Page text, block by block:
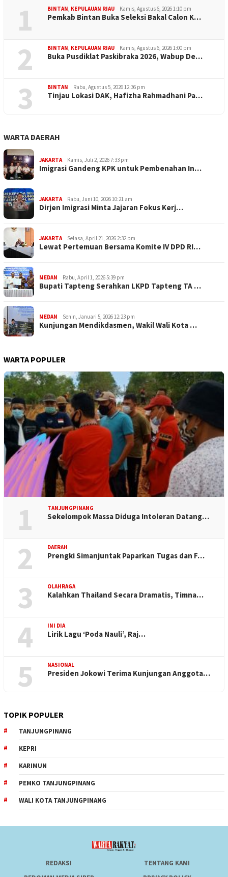
1 BINTAN, KEPULAUAN RIAU Kamis, Agustus 6, 2026 1:10 pm
Pemkab Bintan Buka Seleksi Bakal Calon K…
2 BINTAN, KEPULAUAN RIAU Kamis, Agustus 6, 2026 1:00 pm
Buka Pusdiklat Paskibraka 2026, Wabup De…
3 BINTAN Rabu, Agustus 5, 2026 12:36 pm
Tinjau Lokasi DAK, Hafizha Rahmadhani Pa…
WARTA DAERAH
JAKARTA Kamis, Juli 2, 2026 7:33 pm
Imigrasi Gandeng KPK untuk Pembenahan In…
JAKARTA Rabu, Juni 10, 2026 10:21 am
Dirjen Imigrasi Minta Jajaran Fokus Kerj…
JAKARTA Selasa, April 21, 2026 2:32 pm
Lewat Pertemuan Bersama Komite IV DPD RI…
MEDAN Rabu, April 1, 2026 5:39 pm
Bupati Tapteng Serahkan LKPD Tapteng TA …
MEDAN Senin, Januari 5, 2026 12:23 pm
Kunjungan Mendikdasmen, Wakil Wali Kota …
WARTA POPULER
1 TANJUNGPINANG
Sekelompok Massa Diduga Intoleran Datang…
2 DAERAH
Prengki Simanjuntak Paparkan Tugas dan F…
3 OLAHRAGA
Kalahkan Thailand Secara Dramatis, Timna…
4 INI DIA
Lirik Lagu ‘Poda Nauli’, Raj…
5 NASIONAL
Presiden Jokowi Terima Kunjungan Anggota…
TOPIK POPULER
TANJUNGPINANG
KEPRI
KARIMUN
PEMKO TANJUNGPINANG
WALI KOTA TANJUNGPINANG
REDAKSI
TENTANG KAMI